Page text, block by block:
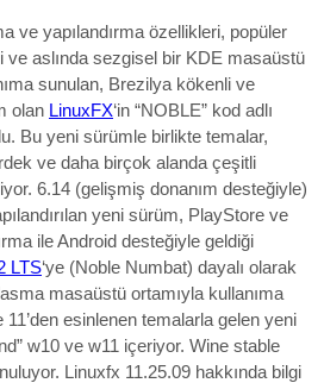
ve yapılandırma özellikleri, popüler
ve aslında sezgisel bir KDE masaüstü
sunulan, Brezilya kökenli ve
olan LinuxFX‘in “NOBLE” kod adlı
Bu yeni sürümle birlikte temalar,
ve daha birçok alanda çeşitli
6.14 (gelişmiş donanım desteğiyle)
yeni sürüm, PlayStore ve
ile Android desteğiyle geldiği
LTS‘ye (Noble Numbat) dayalı olarak
masaüstü ortamıyla kullanıma
esinlenen temalarla gelen yeni
w10 ve w11 içeriyor. Wine stable
Linuxfx 11.25.09 hakkında bilgi